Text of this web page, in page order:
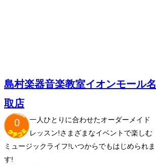
島村楽器音楽教室イオンモール名
取店
0
一人ひとりに合わせたオーダーメイド
レッスン!さまざまなイベントで楽しむ
ミュージックライフ!いつからでもはじめられま
す!